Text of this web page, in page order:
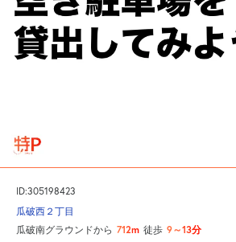
ID:305198423
瓜破西２丁目
瓜破南グラウンドから 712m 徒歩 9～13分